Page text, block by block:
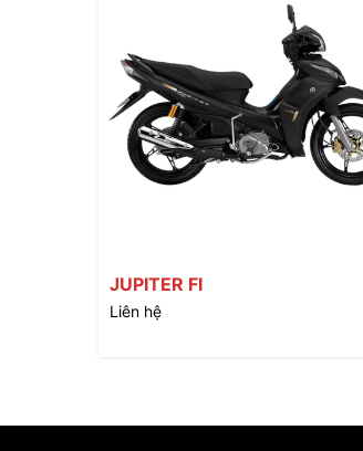
JUPITER FI
Liên hệ